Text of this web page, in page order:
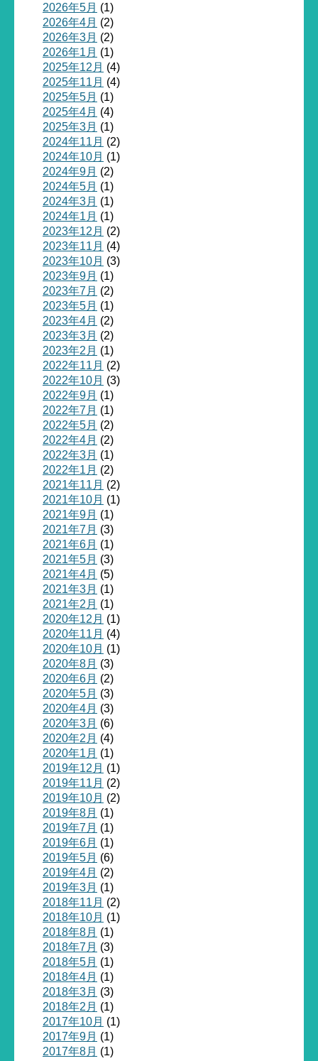
2026年5月 (1)
2026年4月 (2)
2026年3月 (2)
2026年1月 (1)
2025年12月 (4)
2025年11月 (4)
2025年5月 (1)
2025年4月 (4)
2025年3月 (1)
2024年11月 (2)
2024年10月 (1)
2024年9月 (2)
2024年5月 (1)
2024年3月 (1)
2024年1月 (1)
2023年12月 (2)
2023年11月 (4)
2023年10月 (3)
2023年9月 (1)
2023年7月 (2)
2023年5月 (1)
2023年4月 (2)
2023年3月 (2)
2023年2月 (1)
2022年11月 (2)
2022年10月 (3)
2022年9月 (1)
2022年7月 (1)
2022年5月 (2)
2022年4月 (2)
2022年3月 (1)
2022年1月 (2)
2021年11月 (2)
2021年10月 (1)
2021年9月 (1)
2021年7月 (3)
2021年6月 (1)
2021年5月 (3)
2021年4月 (5)
2021年3月 (1)
2021年2月 (1)
2020年12月 (1)
2020年11月 (4)
2020年10月 (1)
2020年8月 (3)
2020年6月 (2)
2020年5月 (3)
2020年4月 (3)
2020年3月 (6)
2020年2月 (4)
2020年1月 (1)
2019年12月 (1)
2019年11月 (2)
2019年10月 (2)
2019年8月 (1)
2019年7月 (1)
2019年6月 (1)
2019年5月 (6)
2019年4月 (2)
2019年3月 (1)
2018年11月 (2)
2018年10月 (1)
2018年8月 (1)
2018年7月 (3)
2018年5月 (1)
2018年4月 (1)
2018年3月 (3)
2018年2月 (1)
2017年10月 (1)
2017年9月 (1)
2017年8月 (1)